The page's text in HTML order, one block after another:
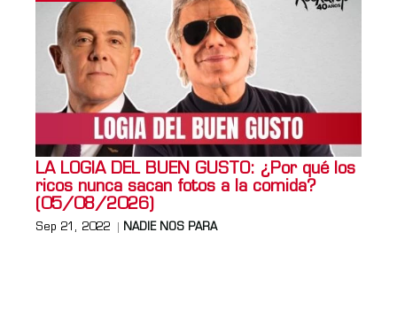
LA LOGIA DEL BUEN GUSTO: ¿Por qué los
ricos nunca sacan fotos a la comida?
(05/08/2026)
Sep 21, 2022 NADIE NOS PARA